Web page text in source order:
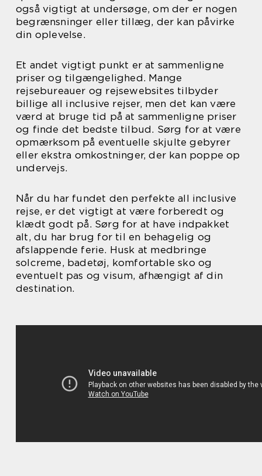
også vigtigt at undersøge, om der er nogen
begrænsninger eller tillæg, der kan påvirke
din oplevelse.
Et andet vigtigt punkt er at sammenligne
priser og tilgængelighed. Mange
rejsebureauer og rejsewebsites tilbyder
billige all inclusive rejser, men det kan være
værd at bruge tid på at sammenligne priser
og finde det bedste tilbud. Sørg for at være
opmærksom på eventuelle skjulte gebyrer
eller ekstra omkostninger, der kan poppe op
undervejs.
Når du har fundet den perfekte all inclusive
rejse, er det vigtigt at være forberedt og
klædt godt på. Sørg for at have indpakket
alt, du har brug for til en behagelig og
afslappende ferie. Husk at medbringe
solcreme, badetøj, komfortable sko og
eventuelt pas og visum, afhængigt af din
destination.